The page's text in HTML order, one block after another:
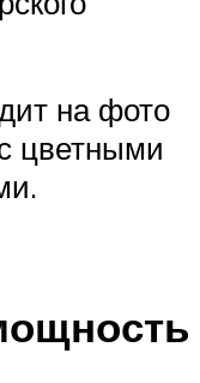
на фото
цветными